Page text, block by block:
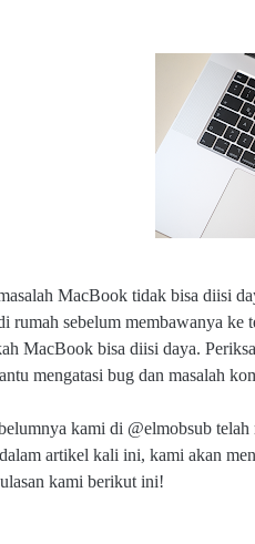
MacBook tidak bisa diisi
rumah sebelum membawanya ke
MacBook bisa diisi daya.
mengatasi bug dan masalah
kami di @elmobsub
artikel kali ini, kami akan
kami berikut ini!